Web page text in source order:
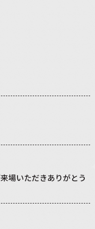
場いただきありがとう